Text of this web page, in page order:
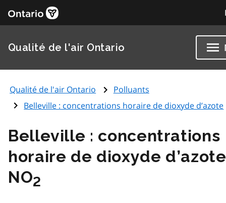
Qualité de l'air Ontario
Qualité de l'air Ontario
Polluants
Belleville : concentrations horaire de dioxyde d’azote
Belleville : concentrations
horaire de dioxyde d’azote
NO2